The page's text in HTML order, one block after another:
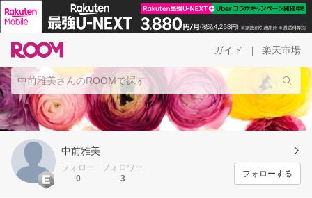
ガイド 楽天市場
中前雅美
フォロー
0
フォロワー
3
フォローする